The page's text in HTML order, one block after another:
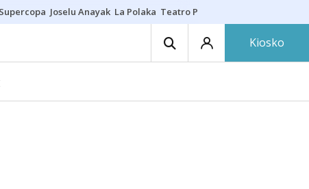
Joselu Anayak La Polaka Teatro Principal
Kiosko